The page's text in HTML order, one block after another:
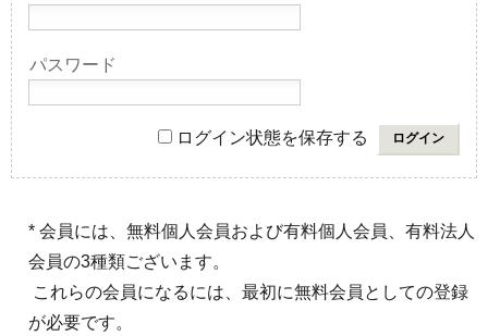
パスワード
ログイン状態を保存する
* 会員には、無料個人会員および有料個人会員、有料法人
会員の3種類ございます。
これらの会員になるには、最初に無料会員としての登録
が必要です。